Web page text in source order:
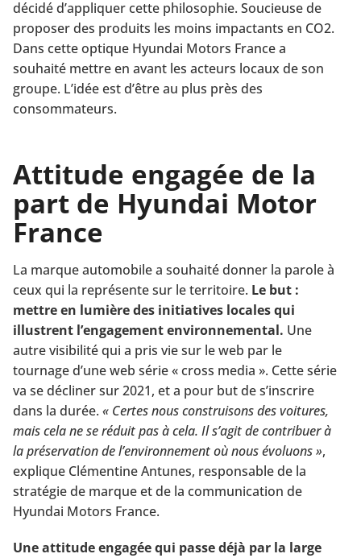
décidé d’appliquer cette philosophie. Soucieuse de
proposer des produits les moins impactants en CO2.
Dans cette optique Hyundai Motors France a
souhaité mettre en avant les acteurs locaux de son
groupe. L’idée est d’être au plus près des
consommateurs.
Attitude engagée de la
part de Hyundai Motor
France
La marque automobile a souhaité donner la parole à
ceux qui la représente sur le territoire. Le but :
mettre en lumière des initiatives locales qui
illustrent l’engagement environnemental. Une
autre visibilité qui a pris vie sur le web par le
tournage d’une web série « cross media ». Cette série
va se décliner sur 2021, et a pour but de s’inscrire
dans la durée. « Certes nous construisons des voitures,
mais cela ne se réduit pas à cela. Il s’agit de contribuer à
la préservation de l’environnement où nous évoluons »,
explique Clémentine Antunes, responsable de la
stratégie de marque et de la communication de
Hyundai Motors France.
Une attitude engagée qui passe déjà par la large